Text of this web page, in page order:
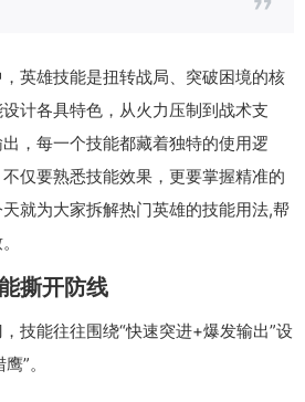
英雄技能是扭转战局、突破困境的核
计各具特色，从火力压制到战术支
，每一个技能都藏着独特的使用逻
仅要熟悉技能效果，更要掌握精准的
就为大家拆解热门英雄的技能用法,帮
撕开防线
技能往往围绕“快速突进+爆发输出”设
”。